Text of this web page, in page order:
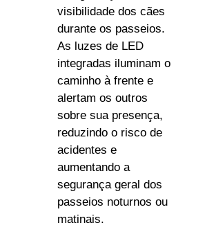
visibilidade dos cães
durante os passeios.
As luzes de LED
integradas iluminam o
caminho à frente e
alertam os outros
sobre sua presença,
reduzindo o risco de
acidentes e
aumentando a
segurança geral dos
passeios noturnos ou
matinais.